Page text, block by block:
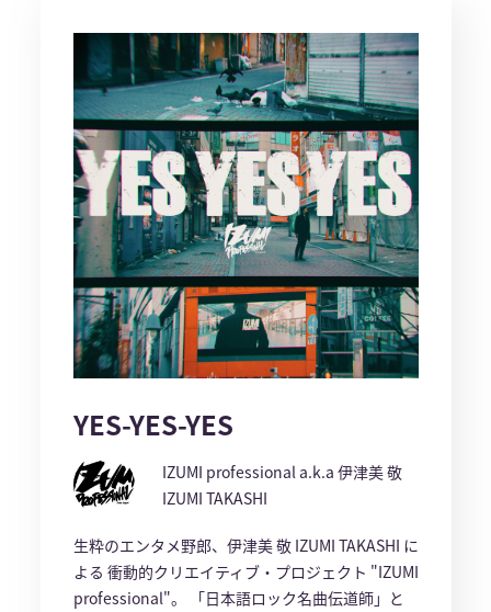
YES-YES-YES
IZUMI professional a.k.a 伊津美 敬
IZUMI TAKASHI
生粋のエンタメ野郎、伊津美 敬 IZUMI TAKASHI に
よる 衝動的クリエイティブ・プロジェクト "IZUMI
professional"。 「日本語ロック名曲伝道師」と